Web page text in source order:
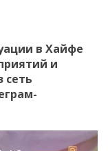
в Хайфе
и
сеть